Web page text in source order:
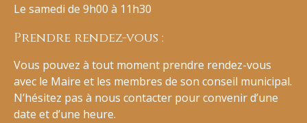
Le samedi de 9h00 à 11h30
Prendre rendez-vous :
Vous pouvez à tout moment prendre rendez-vous
avec le Maire et les membres de son conseil municipal.
N’hésitez pas à nous contacter pour convenir d’une
date et d’une heure.